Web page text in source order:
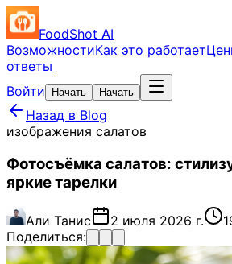
FoodShot AI
ВозможностиКак это работает
ответы
Войти
Начать Начать
Назад в Blog
изображения салатов
Фотосъёмка салатов:
яркие тарелки
Али Танис 2 июля 2026 г.
Поделиться: